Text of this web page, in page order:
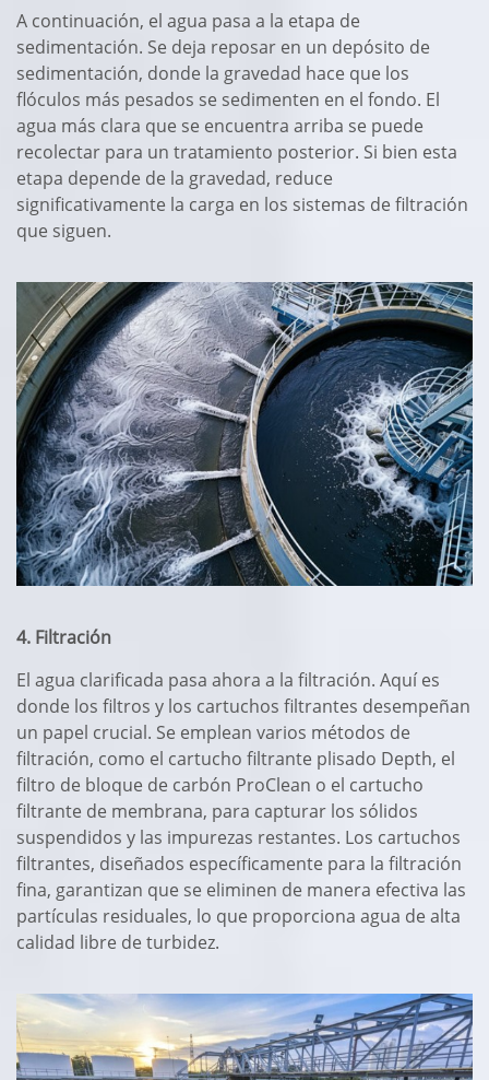
A continuación, el agua pasa a la etapa de
sedimentación. Se deja reposar en un depósito de
sedimentación, donde la gravedad hace que los
flóculos más pesados se sedimenten en el fondo. El
agua más clara que se encuentra arriba se puede
recolectar para un tratamiento posterior. Si bien esta
etapa depende de la gravedad, reduce
significativamente la carga en los sistemas de filtración
que siguen.
4. Filtración
El agua clarificada pasa ahora a la filtración. Aquí es
donde los filtros y los cartuchos filtrantes desempeñan
un papel crucial. Se emplean varios métodos de
filtración, como el cartucho filtrante plisado Depth, el
filtro de bloque de carbón ProClean o el cartucho
filtrante de membrana, para capturar los sólidos
suspendidos y las impurezas restantes. Los cartuchos
filtrantes, diseñados específicamente para la filtración
fina, garantizan que se eliminen de manera efectiva las
partículas residuales, lo que proporciona agua de alta
calidad libre de turbidez.